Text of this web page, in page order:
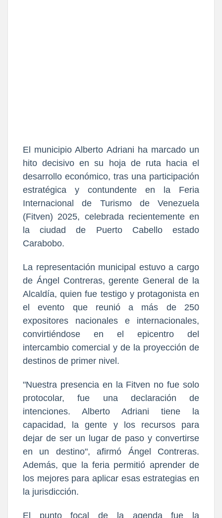
El municipio Alberto Adriani ha marcado un
hito decisivo en su hoja de ruta hacia el
desarrollo económico, tras una participación
estratégica y contundente en la Feria
Internacional de Turismo de Venezuela
(Fitven) 2025, celebrada recientemente en
la ciudad de Puerto Cabello estado
Carabobo.
La representación municipal estuvo a cargo
de Ángel Contreras, gerente General de la
Alcaldía, quien fue testigo y protagonista en
el evento que reunió a más de 250
expositores nacionales e internacionales,
convirtiéndose en el epicentro del
intercambio comercial y de la proyección de
destinos de primer nivel.
"Nuestra presencia en la Fitven no fue solo
protocolar, fue una declaración de
intenciones. Alberto Adriani tiene la
capacidad, la gente y los recursos para
dejar de ser un lugar de paso y convertirse
en un destino", afirmó Ángel Contreras.
Además, que la feria permitió aprender de
los mejores para aplicar esas estrategias en
la jurisdicción.
El punto focal de la agenda fue la